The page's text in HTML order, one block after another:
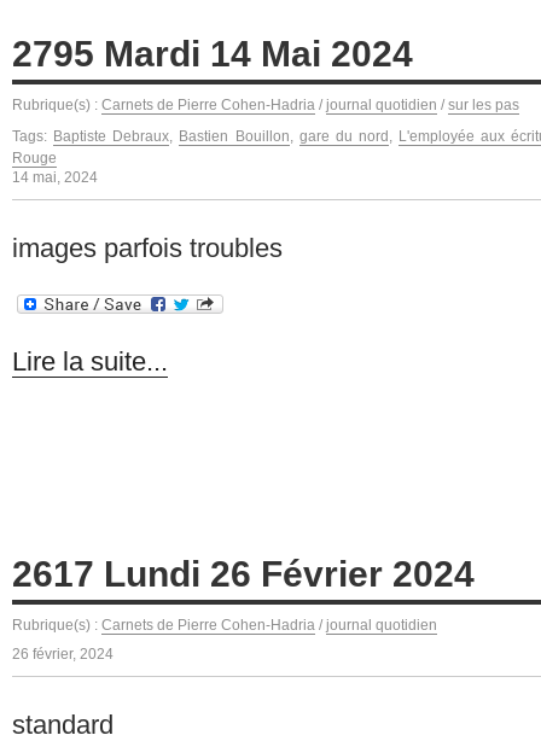
2795 Mardi 14 Mai 2024
Rubrique(s) : Carnets de Pierre Cohen-Hadria / journal quotidien / sur les pas
Tags: Baptiste Debraux, Bastien Bouillon, gare du nord , L'employée aux
Rouge
14 mai, 2024
images parfois troubles
Lire la suite...
2617 Lundi 26 Février 2024
Rubrique(s) : Carnets de Pierre Cohen-Hadria / journal quotidien
26 février, 2024
standard